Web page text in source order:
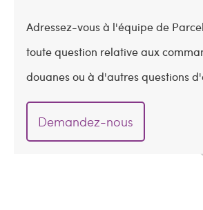
Adressez-vous à l'équipe de
toute question relative aux
douanes ou à d'autres questions
Demandez-nous